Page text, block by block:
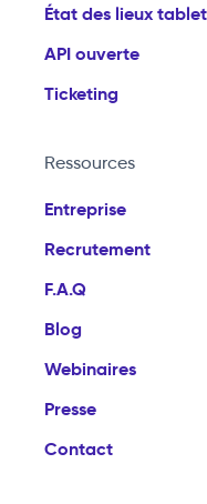
État des lieux
API ouverte
Ticketing
Ressources
Entreprise
Recrutement
F.A.Q
Blog
Webinaires
Presse
Contact